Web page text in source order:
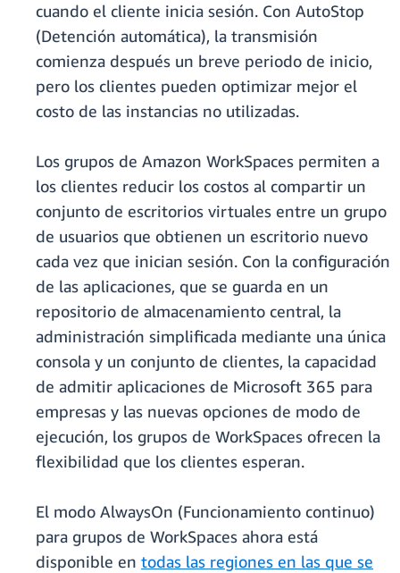
cuando el cliente inicia sesión. Con AutoStop
(Detención automática), la transmisión
comienza después un breve periodo de inicio,
pero los clientes pueden optimizar mejor el
costo de las instancias no utilizadas.
Los grupos de Amazon WorkSpaces permiten a
los clientes reducir los costos al compartir un
conjunto de escritorios virtuales entre un grupo
de usuarios que obtienen un escritorio nuevo
cada vez que inician sesión. Con la configuración
de las aplicaciones, que se guarda en un
repositorio de almacenamiento central, la
administración simplificada mediante una única
consola y un conjunto de clientes, la capacidad
de admitir aplicaciones de Microsoft 365 para
empresas y las nuevas opciones de modo de
ejecución, los grupos de WorkSpaces ofrecen la
flexibilidad que los clientes esperan.
El modo AlwaysOn (Funcionamiento continuo)
para grupos de WorkSpaces ahora está
disponible en todas las regiones en las que se